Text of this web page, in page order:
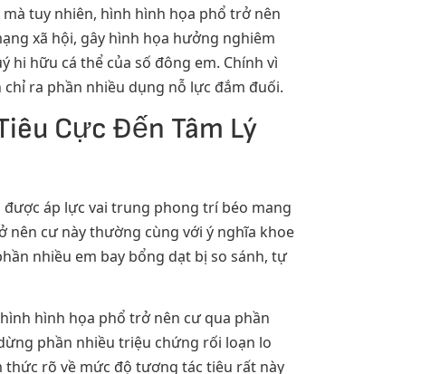
tuy nhiên, hình hình họa phổ trở nên
xã hội, gây hình họa hưởng nghiêm
hữu cá thể của số đông em. Chính vì
ra phần nhiều dụng nỗ lực đắm đuối.
Cực Đến Tâm Lý
áp lực vai trung phong trí béo mang
cư này thường cùng với ý nghĩa khoe
nhiều em bay bổng dạt bị so sánh, tự
hình họa phổ trở nên cư qua phần
phần nhiều triệu chứng rối loạn lo
thức rõ về mức độ tương tác tiêu rất này